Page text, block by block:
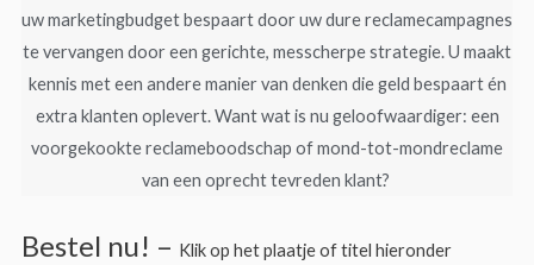
uw marketingbudget bespaart door uw dure reclamecampagnes
te vervangen door een gerichte, messcherpe strategie. U maakt
kennis met een andere manier van denken die geld bespaart én
extra klanten oplevert. Want wat is nu geloofwaardiger: een
voorgekookte reclameboodschap of mond-tot-mondreclame
van een oprecht tevreden klant? ​
Bestel nu! – Klik op het plaatje of titel hieronder